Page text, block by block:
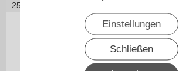
Einstellungen
Schließen
125/100 150/100
25,11
Rohrbogen 60° PU
beschichtet